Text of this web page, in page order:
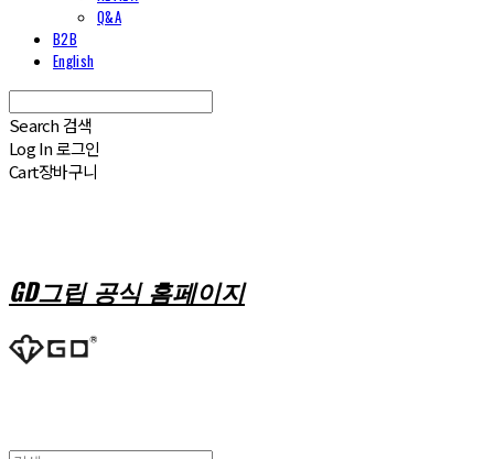
Q&A
B2B
English
Search 검색
Log In로그인
Cart장바구니
GD그립 공식 홈페이지